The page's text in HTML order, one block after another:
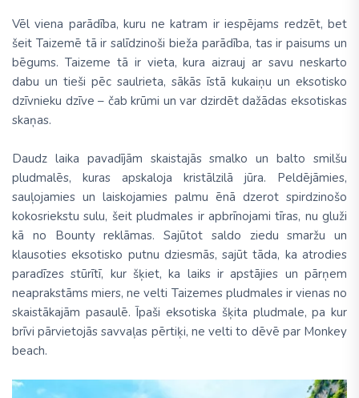
Vēl viena parādība, kuru ne katram ir iespējams redzēt, bet
šeit Taizemē tā ir salīdzinoši bieža parādība, tas ir paisums un
bēgums. Taizeme tā ir vieta, kura aizrauj ar savu neskarto
dabu un tieši pēc saulrieta, sākās īstā kukaiņu un eksotisko
dzīvnieku dzīve – čab krūmi un var dzirdēt dažādas eksotiskas
skaņas.
Daudz laika pavadījām skaistajās smalko un balto smilšu
pludmalēs, kuras apskaloja kristālzilā jūra. Peldējāmies,
sauļojamies un laiskojamies palmu ēnā dzerot spirdzinošo
kokosriekstu sulu, šeit pludmales ir apbrīnojami tīras, nu gluži
kā no Bounty reklāmas. Sajūtot saldo ziedu smaržu un
klausoties eksotisko putnu dziesmās, sajūt tāda, ka atrodies
paradīzes stūrītī, kur šķiet, ka laiks ir apstājies un pārņem
neaprakstāms miers, ne velti Taizemes pludmales ir vienas no
skaistākajām pasaulē. Īpaši eksotiska šķita pludmale, pa kur
brīvi pārvietojās savvaļas pērtiķi, ne velti to dēvē par Monkey
beach.